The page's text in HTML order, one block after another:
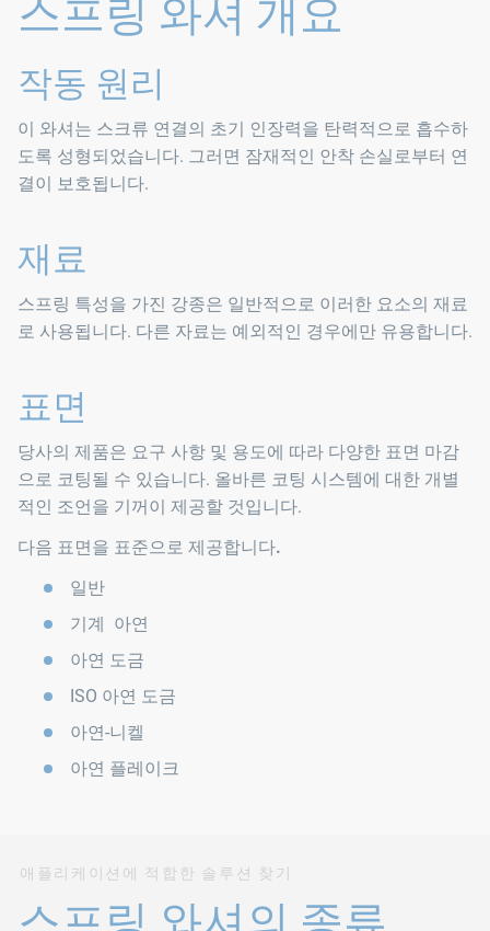
스프링 와셔 개요
작동 원리
이 와셔는 스크류 연결의 초기 인장력을 탄력적으로 흡수하
도록 성형되었습니다. 그러면 잠재적인 안착 손실로부터 연
결이 보호됩니다.
재료
스프링 특성을 가진 강종은 일반적으로 이러한 요소의 재료
로 사용됩니다. 다른 자료는 예외적인 경우에만 유용합니다.
표면
당사의 제품은 요구 사항 및 용도에 따라 다양한 표면 마감
으로 코팅될 수 있습니다. 올바른 코팅 시스템에 대한 개별
적인 조언을 기꺼이 제공할 것입니다.
다음 표면을 표준으로 제공합니다.
일반
기계 아연
아연 도금
ISO 아연 도금
아연-니켈
아연 플레이크
애플리케이션에 적합한 솔루션 찾기